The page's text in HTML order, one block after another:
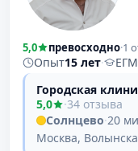
5,0 превосходно·1
Опыт15 лет·
Городская
5,0
·34 отзыва
Солнцево·20
Москва,